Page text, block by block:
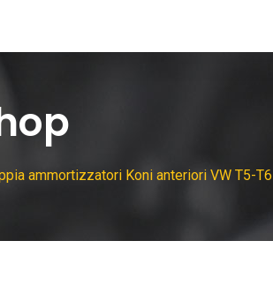
ammortizzatori Koni anteriori VW T5-T6